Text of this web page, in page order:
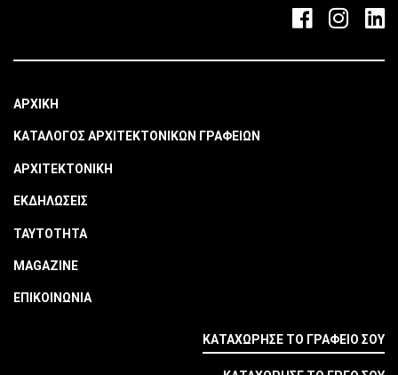
ΑΡΧΙΚΗ
ΚΑΤΑΛΟΓΟΣ ΑΡΧΙΤΕΚΤΟΝΙΚΩΝ ΓΡΑΦΕΙΩΝ
ΑΡΧΙΤΕΚΤΟΝΙΚΗ
ΕΚΔΗΛΩΣΕΙΣ
ΤΑΥΤΟΤΗΤΑ
MAGAZINE
ΕΠΙΚΟΙΝΩΝΙΑ
ΚΑΤΑΧΩΡΗΣΕ ΤΟ ΓΡΑΦΕΙΟ ΣΟΥ